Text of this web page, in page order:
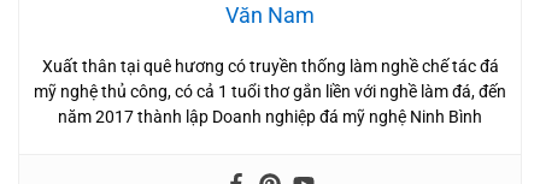
Văn Nam
Xuất thân tại quê hương có truyền thống làm nghề chế tác đá
mỹ nghệ thủ công, có cả 1 tuổi thơ gắn liền với nghề làm đá, đến
năm 2017 thành lập Doanh nghiệp đá mỹ nghệ Ninh Bình